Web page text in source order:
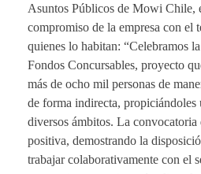
Asuntos Públicos de Mowi Chile,
compromiso de la empresa con el
quienes lo habitan: “Celebramos
Fondos Concursables, proyecto
más de ocho mil personas de
de forma indirecta, propiciándoles
diversos ámbitos. La
positiva, demostrando la
trabajar colaborativamente con el